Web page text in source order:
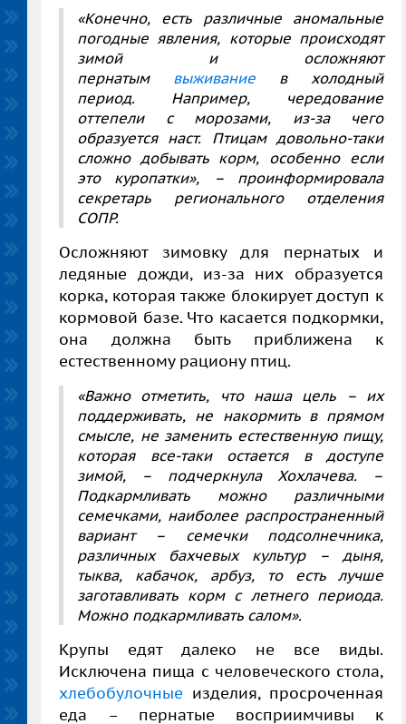
«Конечно, есть различные аномальные
погодные явления, которые происходят
зимой и осложняют
пернатым выживание в холодный
период. Например, чередование
оттепели с морозами, из-за чего
образуется наст. Птицам довольно-таки
сложно добывать корм, особенно если
это куропатки», – проинформировала
секретарь регионального отделения
СОПР.
Осложняют зимовку для пернатых и
ледяные дожди, из-за них образуется
корка, которая также блокирует доступ к
кормовой базе. Что касается подкормки,
она должна быть приближена к
естественному рациону птиц.
«Важно отметить, что наша цель – их
поддерживать, не накормить в прямом
смысле, не заменить естественную пищу,
которая все-таки остается в доступе
зимой, – подчеркнула Хохлачева. –
Подкармливать можно различными
семечками, наиболее распространенный
вариант – семечки подсолнечника,
различных бахчевых культур – дыня,
тыква, кабачок, арбуз, то есть лучше
заготавливать корм с летнего периода.
Можно подкармливать салом».
Крупы едят далеко не все виды.
Исключена пища с человеческого стола,
хлебобулочные изделия, просроченная
еда – пернатые восприимчивы к